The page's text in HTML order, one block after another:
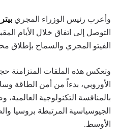
وأعرب رئيس الوزراء المجري
التوصل إلى اتفاق خلال الأيام
الفيتو المجري والسماح بإطلاق
وتعكس هذه الملفات المتزامنة
الأوروبي، بدءاً من أمن الطاقة
بالمنافسة التكنولوجية العالمية،
الجيوسياسية المرتبطة بروسيا
الأوسط.